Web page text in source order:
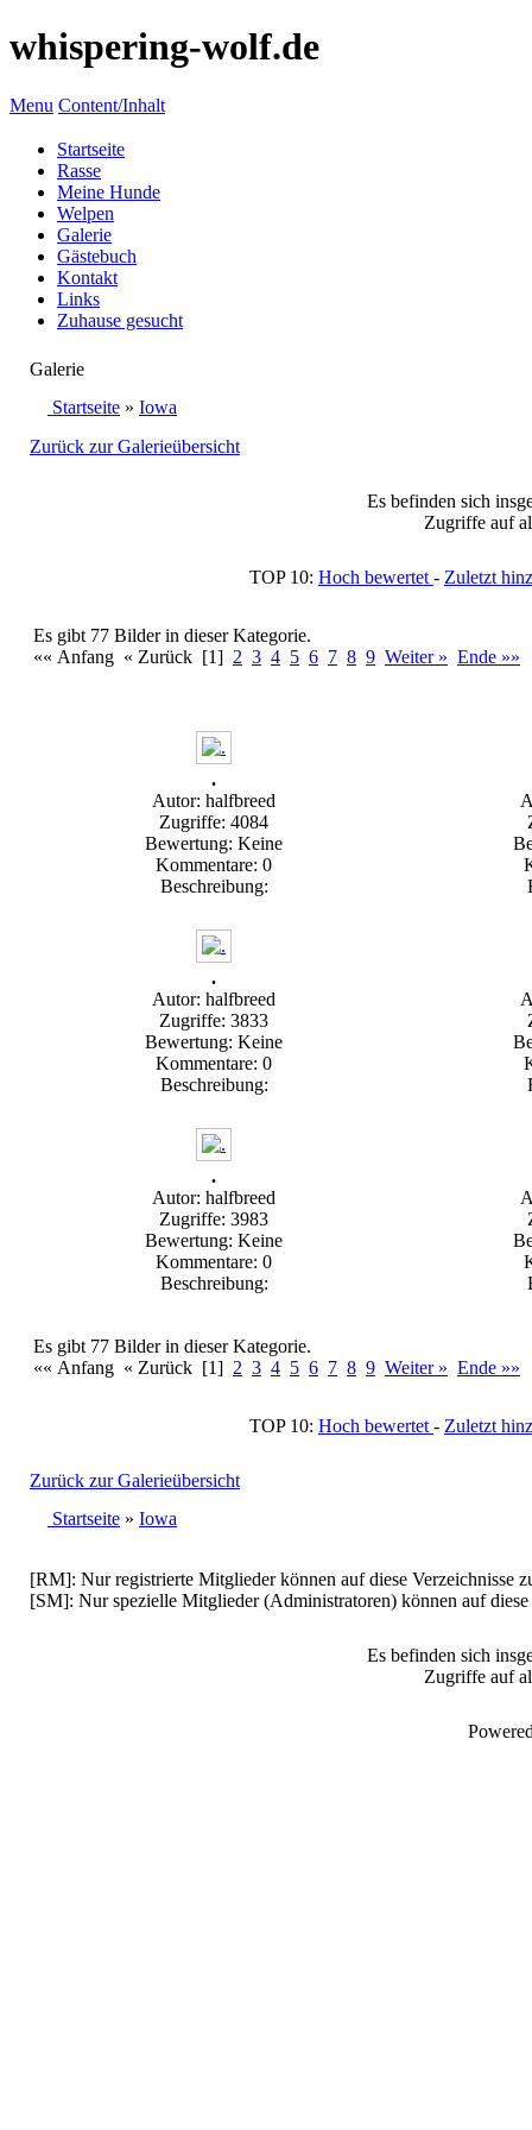
whispering-wolf.de
Menu Content/Inhalt
Startseite
Rasse
Meine Hunde
Welpen
Galerie
Gästebuch
Kontakt
Links
Zuhause gesucht
Galerie
Startseite » Iowa
Zurück zur Galerieübersicht
Es befinden sich
Zugriffe auf
TOP 10: Hoch bewertet - Zuletzt
Es gibt 77 Bilder in dieser Kategorie.
«« Anfang « Zurück [1] 2 3 4 5 6 7 8 9 Weiter » Ende »»
.
Autor: halfbreed
Zugriffe: 4084
Bewertung: Keine
Kommentare: 0
Beschreibung:
.
Autor: halfbreed
Zugriffe: 3833
Bewertung: Keine
Kommentare: 0
Beschreibung:
.
Autor: halfbreed
Zugriffe: 3983
Bewertung: Keine
Kommentare: 0
Beschreibung:
Es gibt 77 Bilder in dieser Kategorie.
«« Anfang « Zurück [1] 2 3 4 5 6 7 8 9 Weiter » Ende »»
TOP 10: Hoch bewertet - Zuletzt
Zurück zur Galerieübersicht
Startseite » Iowa
[RM]: Nur registrierte Mitglieder können auf diese Verzeichnisse
[SM]: Nur spezielle Mitglieder (Administratoren) können auf
Es befinden sich
Zugriffe auf